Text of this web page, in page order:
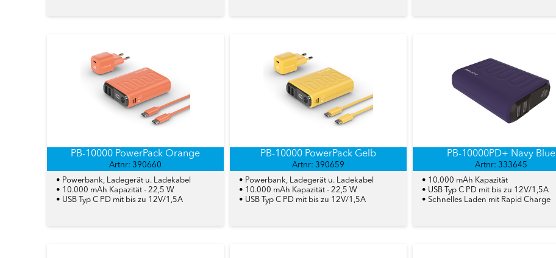
PB-10000PD+ Navy Blue
Artnr: 333645
• 10.000 mAh Kapazität
• USB Typ C PD mit bis zu 12V/1,5A
• Schnelles Laden mit Rapid Charge
PB-10000 PowerPack Gelb
Artnr: 390659
• Powerbank, Ladegerät u. Ladekabel
• 10.000 mAh Kapazität - 22,5 W
• USB Typ C PD mit bis zu 12V/1,5A
PB-10000 PowerPack Orange
Artnr: 390660
• Powerbank, Ladegerät u. Ladekabel
• 10.000 mAh Kapazität - 22,5 W
• USB Typ C PD mit bis zu 12V/1,5A